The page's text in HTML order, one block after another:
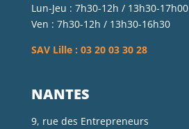
Lun-Jeu : 7h30-12h / 13h30-17h00
Ven : 7h30-12h / 13h30-16h30
SAV Lille : 03 20 03 30 28
NANTES
9, rue des Entrepreneurs